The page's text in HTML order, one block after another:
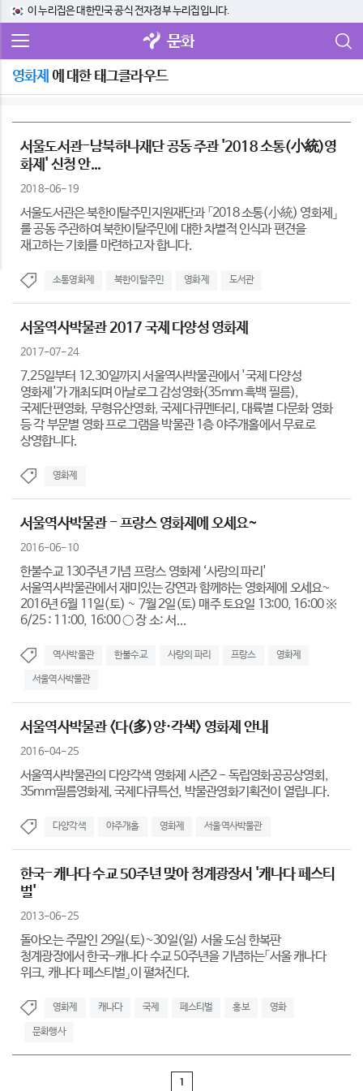
이 누리집은 대한민국 공식 전자정부 누리집입니다.
문화
영화제 에 대한 태그클라우드
서울도서관-남북하나재단 공동 주관 '2018 소통(小統)영
화제' 신청 안...
2018-06-19
서울도서관은 북한이탈주민지원재단과 「2018 소통(小統) 영화제」
를 공동 주관하여 북한이탈주민에 대한 차별적 인식과 편견을
재고하는 기회를 마련하고자 합니다.
소통영화제 북한이탈주민 영화제 도서관
서울역사박물관 2017 국제 다양성 영화제
2017-07-24
7.25일부터 12.30일까지 서울역사박물관에서 '국제 다양성
영화제'가 개최되며 아날로그 감성영화(35mm 흑백 필름),
국제단편영화, 무형유산영화, 국제다큐멘터리, 대륙별 다문화 영화
등 각 부문별 영화 프로그램을 박물관 1층 야주개홀에서 무료로
상영합니다.
영화제
서울역사박물관 - 프랑스 영화제에 오세요~
2016-06-10
한불수교 130주년 기념 프랑스 영화제 ‘사랑의 파리'
서울역사박물관에서 재미있는 강연과 함께하는 영화제에 오세요~
2016년 6월 11일(토) ~ 7월 2일(토) 매주 토요일 13:00, 16:00 ※
6/25 : 11:00, 16:00 ○ 장 소: 서...
역사박물관 한불수교 사랑의 파리 프랑스 영화제
서울역사박물관
서울역사박물관 <다(多)양·각색> 영화제 안내
2016-04-25
서울역사박물관의 다양각색 영화제 시즌2 - 독립영화공공상영회,
35mm필름영화제, 국제다큐특선, 박물관영화기획전이 열립니다.
다양각색 야주개홀 영화제 서울역사박물관
한국-캐나다 수교 50주년 맞아 청계광장서 '캐나다 페스티
벌'
2013-06-25
돌아오는 주말인 29일(토)~30일(일) 서울 도심 한복판
청계광장에서 한국-캐나다 수교 50주년을 기념하는「서울 캐나다
위크, 캐나다 페스티벌」이 펼쳐진다.
영화제 캐나다 국제 페스티벌 홍보 영화
문화행사
1